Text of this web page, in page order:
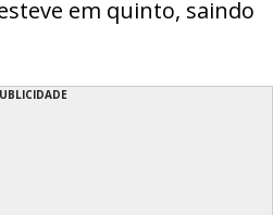
em quinto, saindo